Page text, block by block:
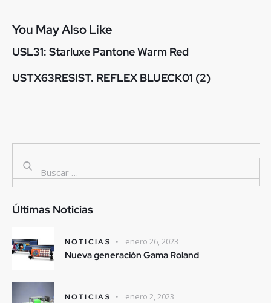
You May Also Like
USL31: Starluxe Pantone Warm Red
USTX63RESIST. REFLEX BLUECK01 (2)
Últimas Noticias
NOTICIAS enero 26, 2023
Nueva generación Gama Roland
NOTICIAS enero 2, 2023